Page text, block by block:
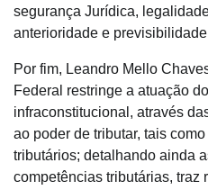
segurança Jurídica,
anterioridade e
Por fim, Leandro Mello
Federal restringe a atuação
infraconstitucional, através
ao poder de tributar, tais
tributários; detalhando ainda
competências tributárias, traz